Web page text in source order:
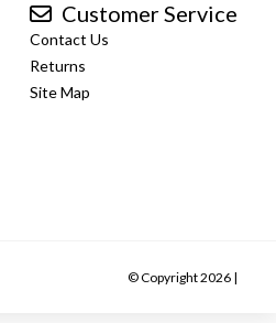
Customer Service
Contact Us
Returns
Site Map
© Copyright 2026 |